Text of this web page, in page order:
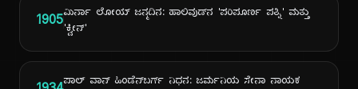
1905ಮಿರ್ನಾ ಲೋಯ್ ಜನ್ಮದಿನ: ಹಾಲಿವುಡ್‌ನ 'ಪರಿಪೂರ್ಣ ಪತ್ನಿ' ಮತ್ತು
'ಕ್ವೀನ್'
ಪಾಲ್ ವಾನ್ ಹಿಂಡೆನ್‌ಬರ್ಗ್ ನಿಧನ: ಜರ್ಮನಿಯ ಸೇನಾ ನಾಯಕ